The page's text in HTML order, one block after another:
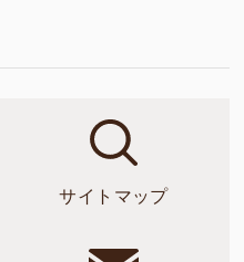
サイトマップ